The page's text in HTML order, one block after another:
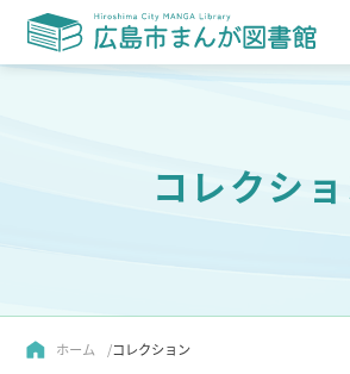
コレクシ
ホーム コレクション